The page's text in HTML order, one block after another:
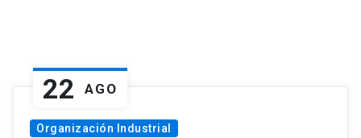
22 AGO
Organización Industrial